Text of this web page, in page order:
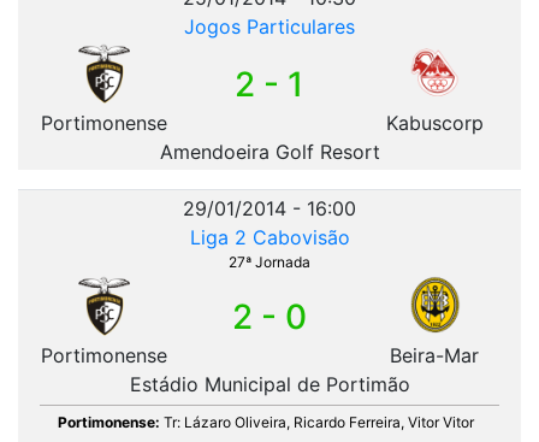
Jogos Particulares
Portimonense
2 - 1
Kabuscorp
Amendoeira Golf Resort
29/01/2014 - 16:00
Liga 2 Cabovisão
27ª Jornada
Portimonense
2 - 0
Beira-Mar
Estádio Municipal de Portimão
Portimonense: Tr: Lázaro Oliveira, Ricardo Ferreira, Vitor Vitor